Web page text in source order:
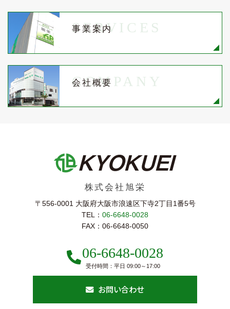
事業案内
SERVICES
会社概要
COMPANY
株式会社旭栄
〒556-0001 大阪府大阪市浪速区下寺2丁⽬1番5号
TEL： 06-6648-0028
FAX：06-6648-0050
06-6648-0028
受付時間：平日 09:00～17:00
お問い合わせ